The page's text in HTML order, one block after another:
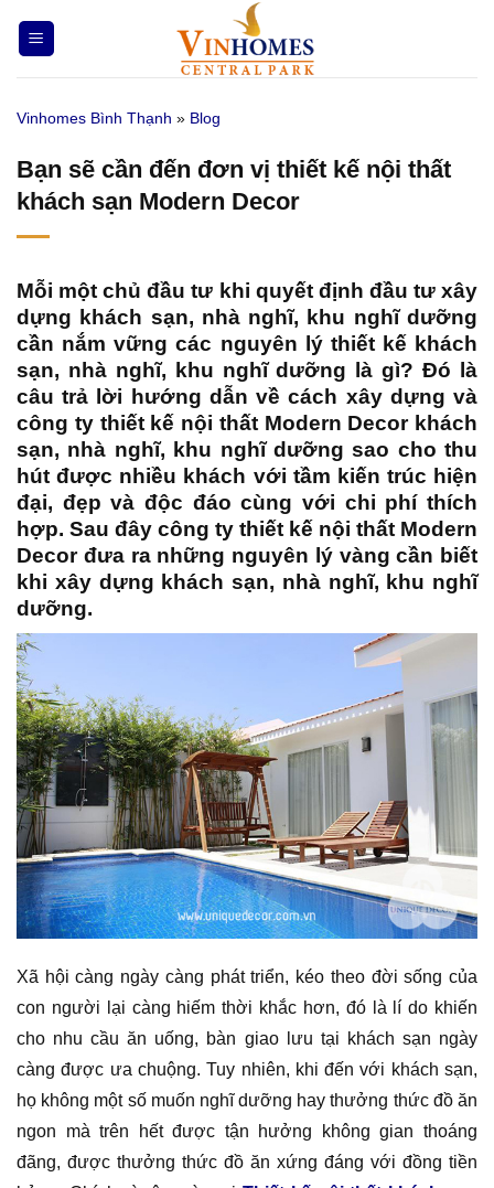
qua
nội
Vinhomes Bình Thạnh » Blog
Bạn sẽ cần đến đơn vị thiết kế nội thất
khách sạn Modern Decor
Mỗi một chủ đầu tư khi quyết định đầu tư xây
dựng khách sạn, nhà nghĩ, khu nghĩ dưỡng
cần nắm vững các nguyên lý thiết kế khách
sạn, nhà nghĩ, khu nghĩ dưỡng là gì? Đó là
câu trả lời hướng dẫn về cách xây dựng và
công ty thiết kế nội thất Modern Decorkhách
sạn, nhà nghĩ, khu nghĩ dưỡng sao cho thu
hút được nhiều khách với tầm kiến trúc hiện
đại, đẹp và độc đáo cùng với chi phí thích
hợp. Sau đây công ty thiết kế nội thất Modern
Decorđưa ra những nguyên lý vàng cần biết
khi xây dựng khách sạn, nhà nghĩ, khu nghĩ
dưỡng.
Xã hội càng ngày càng phát triển, kéo theo đời sống của
con người lại càng hiếm thời khắc hơn, đó là lí do khiến
cho nhu cầu ăn uống, bàn giao lưu tại khách sạn ngày
càng được ưa chuộng. Tuy nhiên, khi đến với khách sạn,
họ không một số muốn nghĩ dưỡng hay thưởng thức đồ ăn
ngon mà trên hết được tận hưởng không gian thoáng
đãng, được thưởng thức đồ ăn xứng đáng với đồng tiền